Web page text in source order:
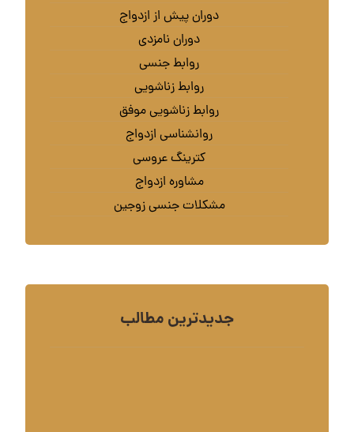
دوران پیش از ازدواج
دوران نامزدی
روابط جنسی
روابط زناشویی
روابط زناشویی موفق
روانشناسی ازدواج
کترینگ عروسی
مشاوره ازدواج
مشکلات جنسی زوجین
جدیدترین مطالب